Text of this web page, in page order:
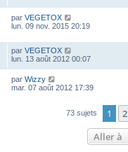
par VEGETOX
lun. 09 nov. 2015 20:19
par VEGETOX
lun. 13 août 2012 00:07
par Wizzy
mar. 07 août 2012 17:39
73 sujets 1 2
Aller à